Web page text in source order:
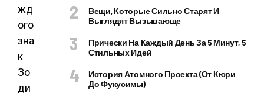
жд
ого
зна
к
Зо
ди
Вещи, Которые Сильно Старят И
Выглядят Вызывающе
Прически На Каждый День За 5 Минут, 5
Стильных Идей
История Атомного Проекта (от Кюри
До Фукусимы)